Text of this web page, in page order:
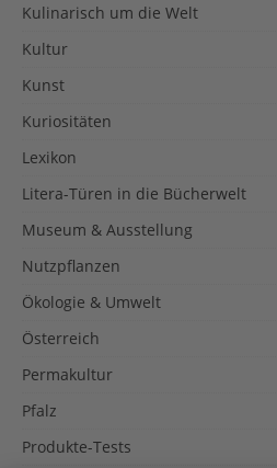
Kulinarisch um die Welt
Kultur
Kunst
Kuriositäten
Lexikon
Litera-Türen in die Bücherwelt
Museum & Ausstellung
Nutzpflanzen
Ökologie & Umwelt
Österreich
Permakultur
Pfalz
Produkte-Tests